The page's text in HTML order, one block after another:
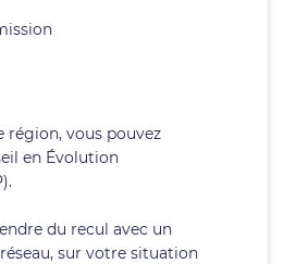
région, vous pouvez
en Évolution
du recul avec un
sur votre situation